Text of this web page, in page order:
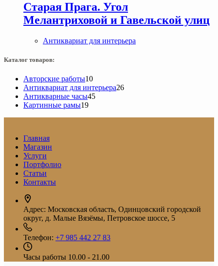
Старая Прага. Угол
Мелантриховой и Гавельской улиц
Антиквариат для интерьера
Каталог товаров:
Авторские работы1010
товаров
Антиквариат для интерьера2626
Антикварные часы4545
Картинные рамы1919
Главная
Магазин
Услуги
Портфолио
Статьи
Контакты
Адрес: Московская область, Одинцовский городской
округ, д. Малые Вязёмы, Петровское шоссе, 5
Телефон: +7 985 442 27 83
Часы работы 10.00 - 21.00